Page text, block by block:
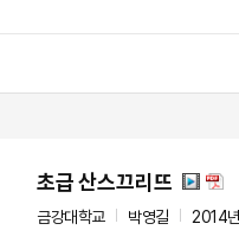
초급 산스끄리뜨
금강대학교 박영길
2014